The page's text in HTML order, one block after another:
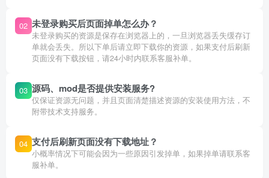
02 未登录购买后页面掉单怎么办？
未登录购买的资源是保存在浏览器上的，一旦浏览器丢失缓存订
单就会丢失。所以下单后请立即下载你的资源，如果支付后刷新
页面没有下载按钮，请24小时内联系客服补单。
03 源码、mod是否提供安装服务?
仅保证资源无问题，并且页面清楚描述资源的安装使用方法，不
附带技术支持服务。
04 支付后刷新页面没有下载地址？
小概率情况下可能会因为一些原因引发掉单，如果掉单请联系客
服补单。